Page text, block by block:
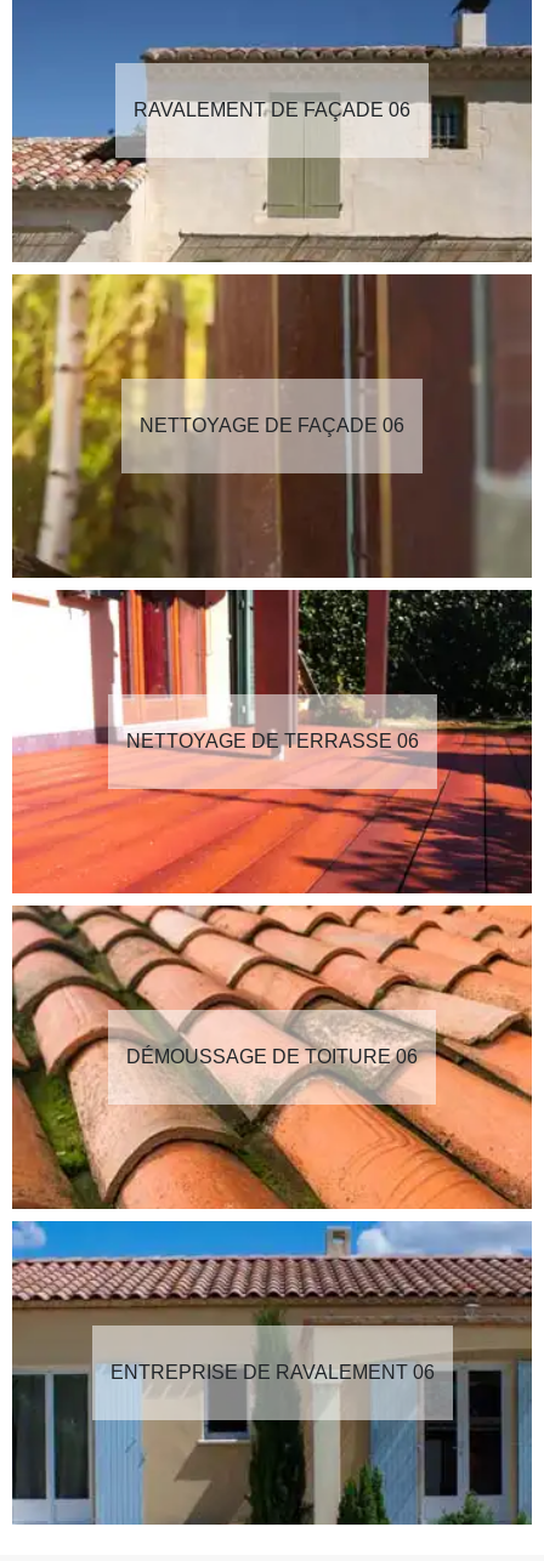
RAVALEMENT DE FAÇADE 06
NETTOYAGE DE FAÇADE 06
NETTOYAGE DE TERRASSE 06
DÉMOUSSAGE DE TOITURE 06
ENTREPRISE DE RAVALEMENT 06